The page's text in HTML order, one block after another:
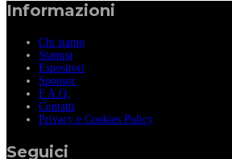
Informazioni
Chi siamo
Stampa
Espositori
Sponsor
F.A.Q.
Contatti
Privacy e Cookies Policy
Seguici